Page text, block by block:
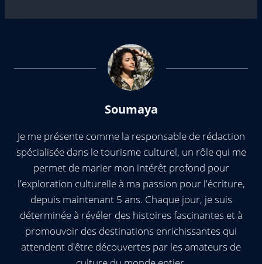
Soumaya
Je me présente comme la responsable de rédaction
spécialisée dans le tourisme culturel, un rôle qui me
permet de marier mon intérêt profond pour
l'exploration culturelle à ma passion pour l'écriture,
depuis maintenant 5 ans. Chaque jour, je suis
déterminée à révéler des histoires fascinantes et à
promouvoir des destinations enrichissantes qui
attendent d'être découvertes par les amateurs de